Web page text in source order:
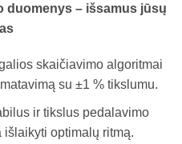
duomenys – išsamus jūsų
skaičiavimo algoritmai
su ±1 % tikslumu.
ir tikslus pedalavimo
optimalų ritmą.